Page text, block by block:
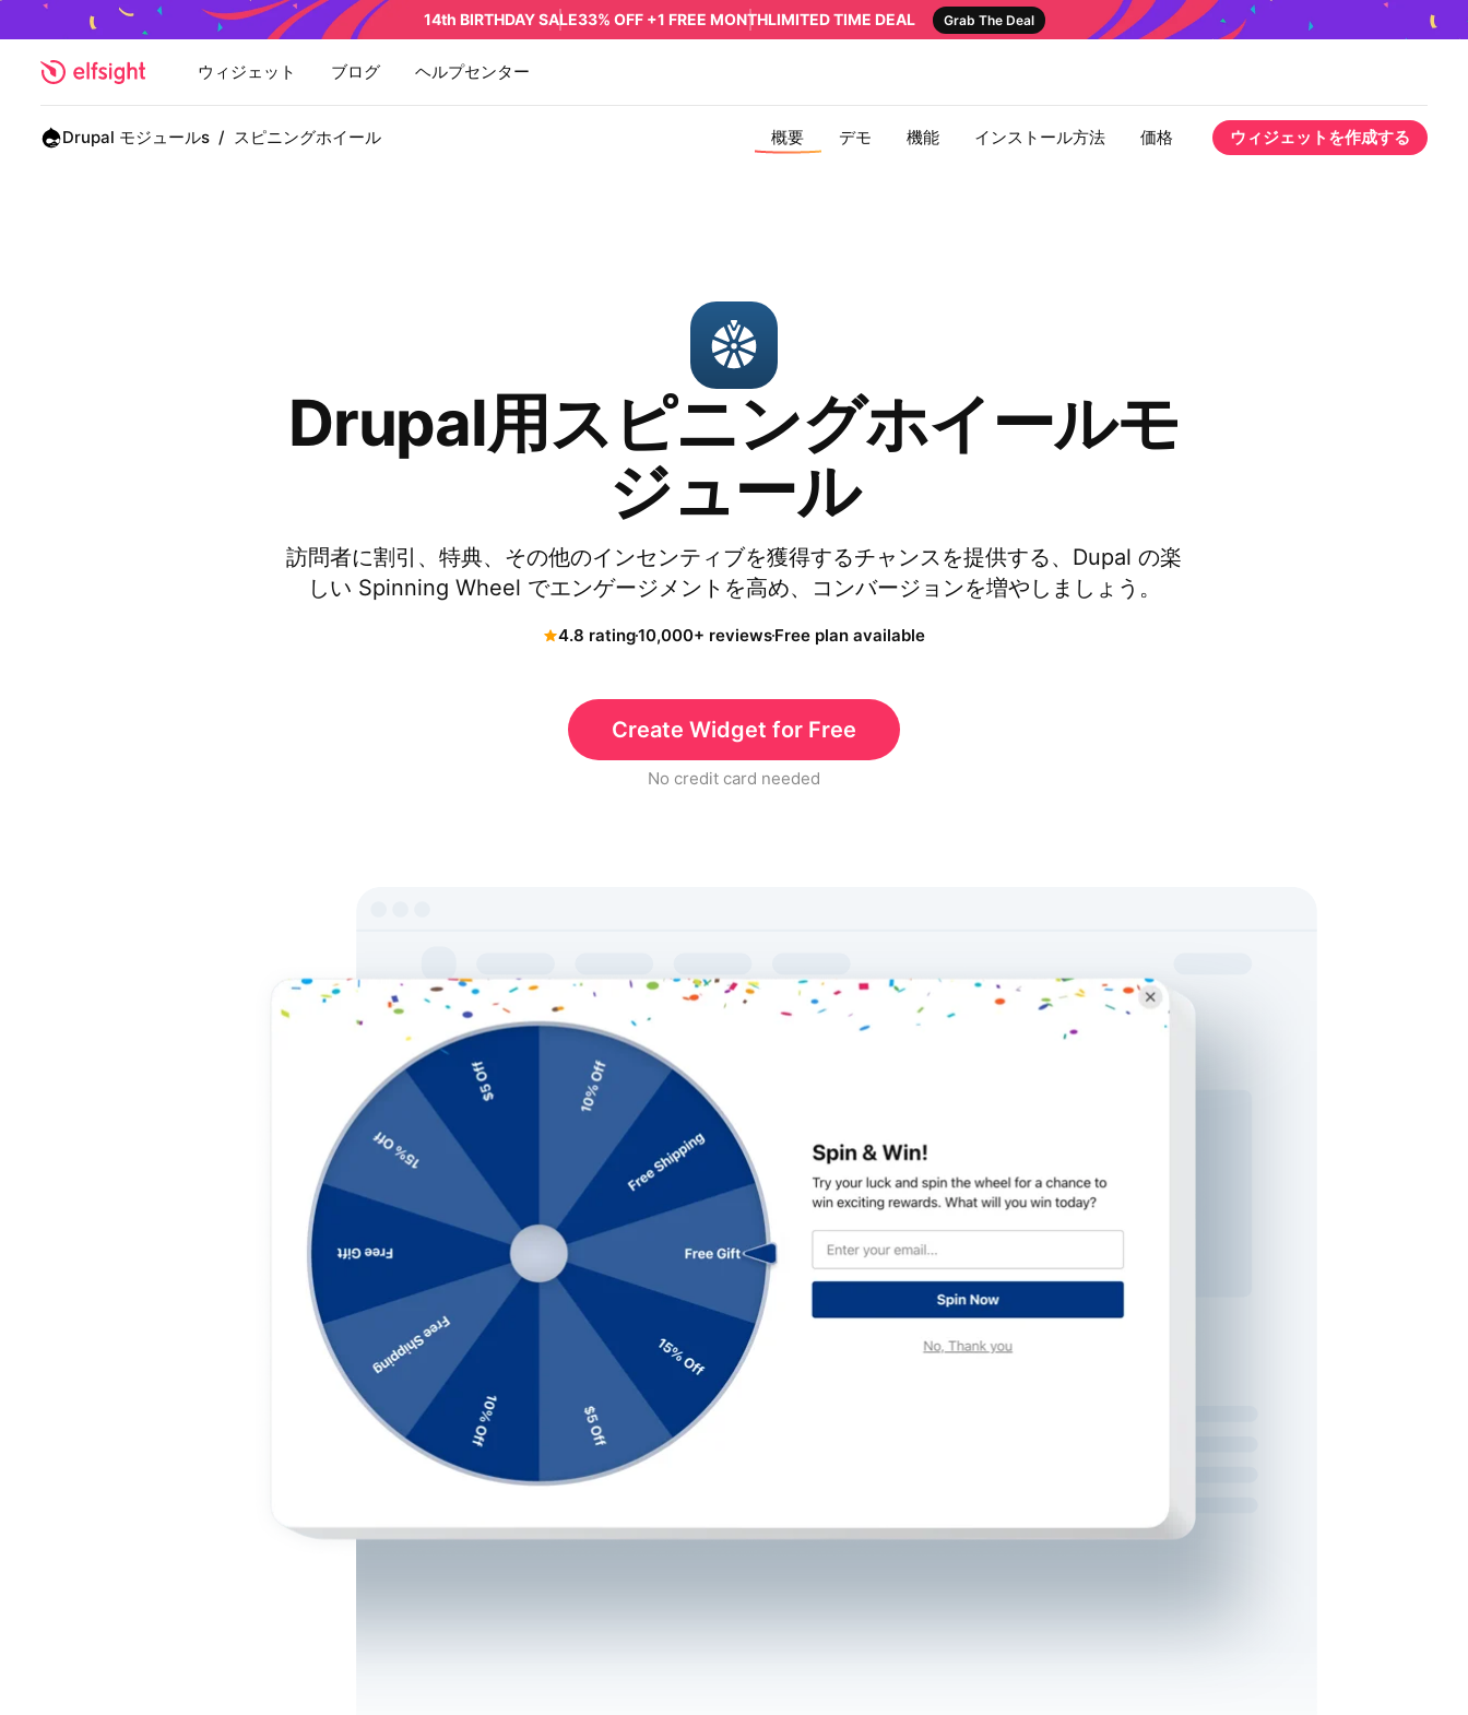
14th BIRTHDAY SALE33% OFF +1 FREE MONTHLIMITED TIME DEAL Grab The Deal
ウィジェット ブログ ヘルプセンター
Drupal モジュールs / スピニングホイール 概要 デモ 機能 インストール方法 価格 ウィジェットを作成する
Drupal用スピニングホイールモ
ジュール
訪問者に割引、特典、その他のインセンティブを獲得するチャンスを提供する、Dupal の楽
しい Spinning Wheel でエンゲージメントを高め、コンバージョンを増やしましょう。
4.8 rating10,000+ reviewsFree plan available
Create Widget for Free
No credit card needed